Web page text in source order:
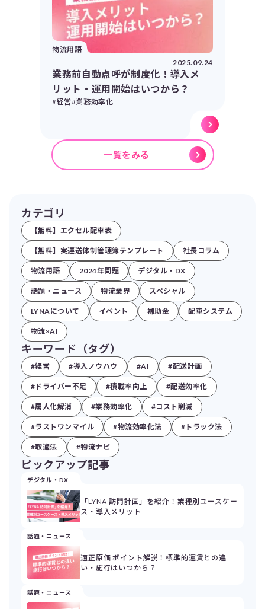
物流用語
2025.09.24
業務前自動点呼が制度化！導入メ
リット・運用開始はいつから？
#経営#業務効率化
一覧をみる
カテゴリ
【無料】エクセル配車表
【無料】実運送体制管理簿テンプレート 社長コラム
物流用語 2024年問題 デジタル・DX
話題・ニュース 物流業界 スペシャル
LYNAについて イベント 補助金 配車システム
物流×AI
キーワード（タグ）
#経営 #導入ノウハウ #AI #配送計画
#ドライバー不足 #積載率向上 #配送効率化
#属人化解消 #業務効率化 #コスト削減
#ラストワンマイル #物流効率化法 #トラック法
#取適法 #物流ナビ
ピックアップ記事
デジタル・DX
「LYNA 訪問計画」を紹介！業種別ユースケー
ス・導入メリット
話題・ニュース
適正原価 ポイント解説！標準的運賃との違
い・施行はいつから？
話題・ニュース